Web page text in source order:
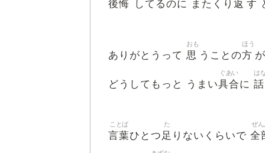
後悔 してるのに またくり 返 す
ありがとうって 思
おも
うことの方
ほう
どうしてもっと うまい具合
ぐあい
に 話
は
言葉
ことば
ひとつ 足
た
りないくらいで 全
ぜ